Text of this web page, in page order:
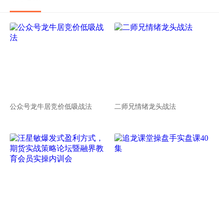
公众号龙牛居竞价低吸战法 二师兄情绪龙头战法